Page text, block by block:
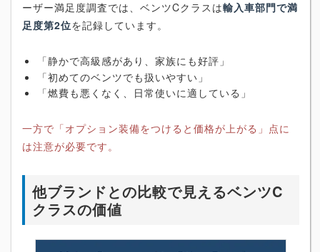
ーザー満足度調査では、ベンツCクラスは輸入車部門で満
足度第2位を記録しています。
「静かで高級感があり、家族にも好評」
「初めてのベンツでも扱いやすい」
「燃費も悪くなく、日常使いに適している」
一方で「オプション装備をつけると価格が上がる」点に
は注意が必要です。
他ブランドとの比較で見えるベンツC
クラスの価値